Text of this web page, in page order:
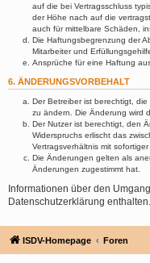
auf die bei Vertragsschluss
der Höhe nach auf die
auch für mittelbare Schäden,
Die Haftungsbegrenzung der
Mitarbeiter und
Ansprüche für eine Haftung
6. ÄNDERUNGSVORBEHALT
Der Betreiber ist berechtigt,
zu ändern. Die Änderung wird
Der Nutzer ist berechtigt, den
Widerspruchs erlischt das
Vertragsverhältnis mit sofortiger
Die Änderungen gelten als
Änderungen zugestimmt hat.
Informationen über den
Datenschutzerklärung enthalten.
ISDV-Homepage Foren